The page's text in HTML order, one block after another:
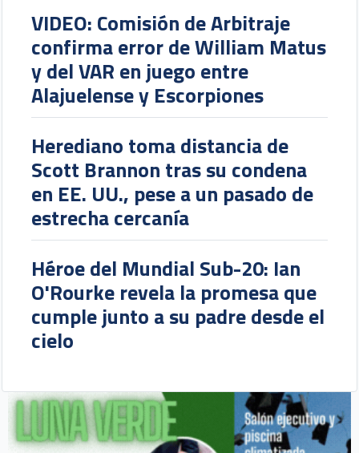
VIDEO: Comisión de Arbitraje
confirma error de William Matus
y del VAR en juego entre
Alajuelense y Escorpiones
Herediano toma distancia de
Scott Brannon tras su condena
en EE. UU., pese a un pasado de
estrecha cercanía
Héroe del Mundial Sub-20: Ian
O'Rourke revela la promesa que
cumple junto a su padre desde el
cielo